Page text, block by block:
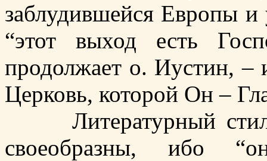
заблудившейся Европы
“этот выход есть
продолжает о. Иустин, –
Церковь, которой Он –
Литературный
своеобразны, ибо